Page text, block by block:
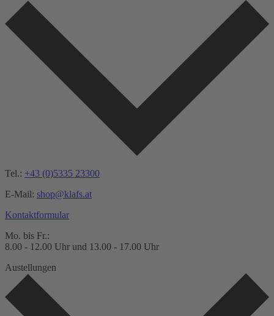
Tel.: +43 (0)5335 23300
E-Mail: shop@klafs.at
Kontaktformular
Mo. bis Fr.:
8.00 - 12.00 Uhr und 13.00 - 17.00 Uhr
Austellungen